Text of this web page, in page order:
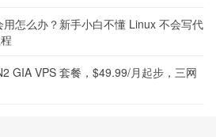
怎么办？新手小白不懂 Linux 不会写代
GIA VPS 套餐，$49.99/月起步，三网